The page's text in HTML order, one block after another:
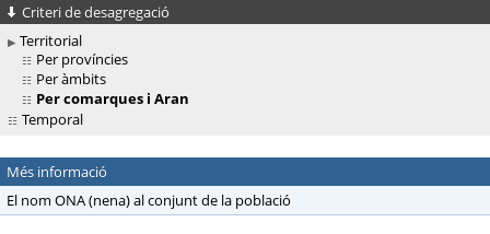
Criteri de desagregació
Territorial
Per províncies
Per àmbits
Per comarques i Aran
Temporal
Més informació
El nom ONA (nena) al conjunt de la població